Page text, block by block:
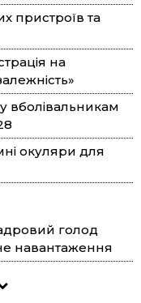
пристроїв та
на
вболівальникам
окуляри для
голод
навантаження